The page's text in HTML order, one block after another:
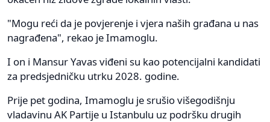
"Mogu reći da je povjerenje i vjera naših građana u nas
nagrađena", rekao je Imamoglu.
I on i Mansur Yavas viđeni su kao potencijalni kandidati
za predsjedničku utrku 2028. godine.
Prije pet godina, Imamoglu je srušio višegodišnju
vladavinu AK Partije u Istanbulu uz podršku drugih